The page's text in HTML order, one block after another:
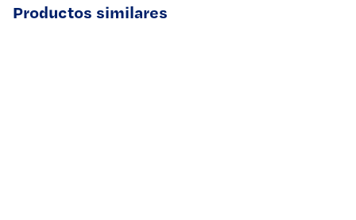
Productos similares